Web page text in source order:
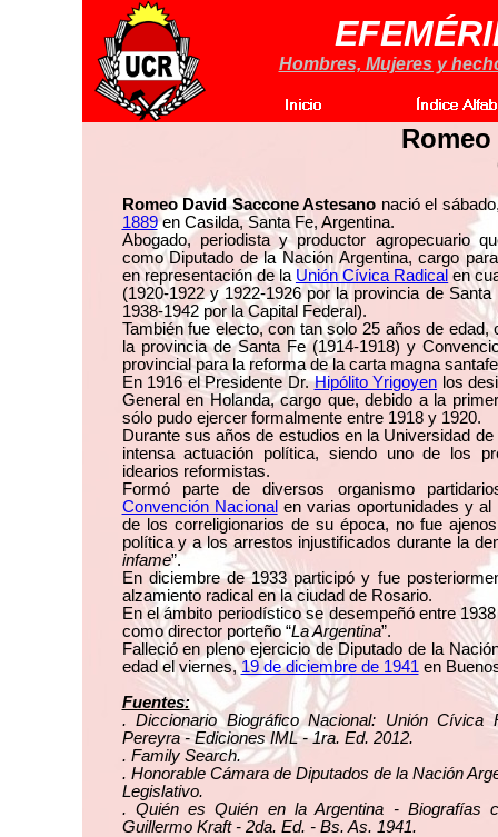
Hombres, Mujeres y
Romeo David Saccone Astesano nació el
1889en Casilda, Santa Fe, Argentina.
Abogado, periodista y productor agropecuario
como Diputado de la Nación Argentina, cargo
en representación de la Unión Cívica Radical en
(1920-1922 y 1922-1926 por la provincia de
1938-1942 por la Capital Federal).
También fue electo, con tan solo 25 años de edad,
la provincia de Santa Fe (1914-1918) y
provincial para la reforma de la carta magna
En 1916 el Presidente Dr.Hipólito Yrigoyen los
General en Holanda, cargo que, debido a la
sólo pudo ejercer formalmente entre 1918 y 1920.
Durante sus años de estudios en la Universidad
intensa actuación política, siendo uno de los
idearios reformistas.
Formó parte de diversos organismo
Convención Nacional en varias oportunidades y al
de los correligionarios de su época, no fue
política y a los arrestos injustificados durante la
infame”.
En diciembre de 1933 participó y fue
alzamiento radical en la ciudad de Rosario.
En el ámbito periodístico se desempeñó entre
como director porteño “La Argentina”.
Falleció en pleno ejercicio de Diputado de la
edad el viernes,19 de diciembre de 1941 en
Fuentes:
. Diccionario Biográfico Nacional: Unión Cívica
Pereyra - Ediciones IML - 1ra. Ed. 2012.
. Family Search.
. Honorable Cámara de Diputados de la Nación
Legislativo.
. Quién es Quién en la Argentina - Biografías
Guillermo Kraft - 2da. Ed. - Bs. As. 1941.